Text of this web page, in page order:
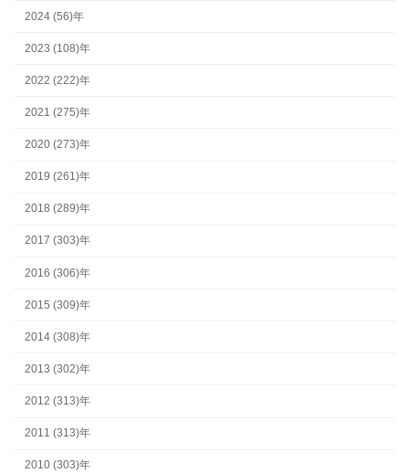
2024 (56)年
2023 (108)年
2022 (222)年
2021 (275)年
2020 (273)年
2019 (261)年
2018 (289)年
2017 (303)年
2016 (306)年
2015 (309)年
2014 (308)年
2013 (302)年
2012 (313)年
2011 (313)年
2010 (303)年